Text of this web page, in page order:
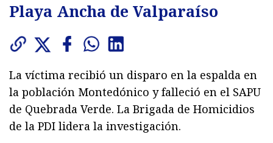
Playa Ancha de Valparaíso
La víctima recibió un disparo en la espalda en
la población Montedónico y falleció en el SAPU
de Quebrada Verde. La Brigada de Homicidios
de la PDI lidera la investigación.